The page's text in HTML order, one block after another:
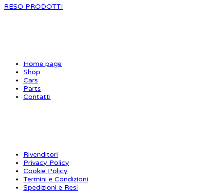
RESO PRODOTTI
Home page
Shop
Cars
Parts
Contatti
Rivenditori
Privacy Policy
Cookie Policy
Termini e Condizioni
Spedizioni e Resi